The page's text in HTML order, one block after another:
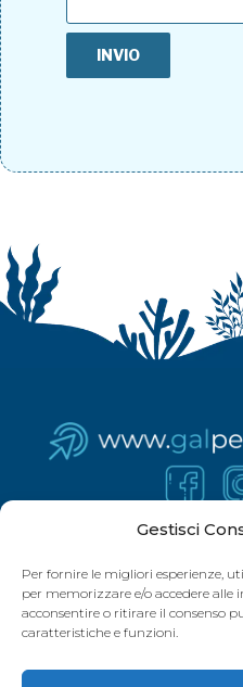
Gestisci
Per fornire le migliori esperienze,
per memorizzare e/o accedere
acconsentire o ritirare il consenso
caratteristiche e funzioni.